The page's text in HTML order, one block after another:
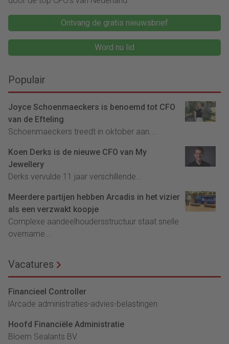
Ontvang de gratis nieuwsbrief
Word nu lid
Populair
Joyce Schoenmaeckers is benoemd tot CFO
van de Efteling
Schoenmaeckers treedt in oktober aan....
Koen Derks is de nieuwe CFO van My
Jewellery
Derks vervulde 11 jaar verschillende...
Meerdere partijen hebben Arcadis in het vizier
als een verzwakt koopje
Complexe aandeelhoudersstructuur staat snelle
overname...
Vacatures
Financieel Controller
lArcade administraties-advies-belastingen
Hoofd Financiële Administratie
Bloem Sealants BV